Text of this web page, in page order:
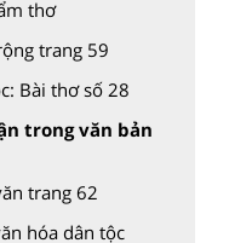
thơ
trang 59
Bài thơ số 28
trong văn bản
trang 62
hóa dân tộc